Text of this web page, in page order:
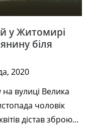
у Житомирі
біля
2020
вулиці Велика
чоловік
дістав зброю…